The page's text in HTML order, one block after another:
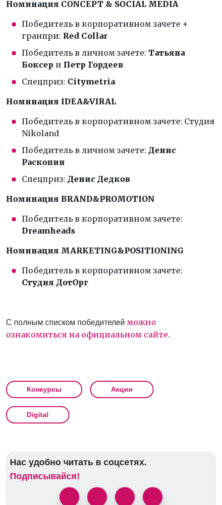
Номинация CONCEPT & SOCIAL MEDIA
Победитель в корпоративном зачете +
гранпри: Red Collar
Победитель в личном зачете: Татьяна
Боксер и Петр Гордеев
Спецприз: Citymetria
Номинация IDEA&VIRAL
Победитель в корпоративном зачете: Студия
Nikoland
Победитель в личном зачете: Денис
Раскопин
Спецприз: Денис Дедков
Номинация BRAND&PROMOTION
Победитель в корпоративном зачете:
Dreamheads
Номинация MARKETING&POSITIONING
Победитель в корпоративном зачете:
Студия ДотОрг
С полным списком победителей можно
ознакомиться на официальном сайте.
Конкурсы Акции
Digital
Нас удобно читать в соцсетях.
Подписывайся!